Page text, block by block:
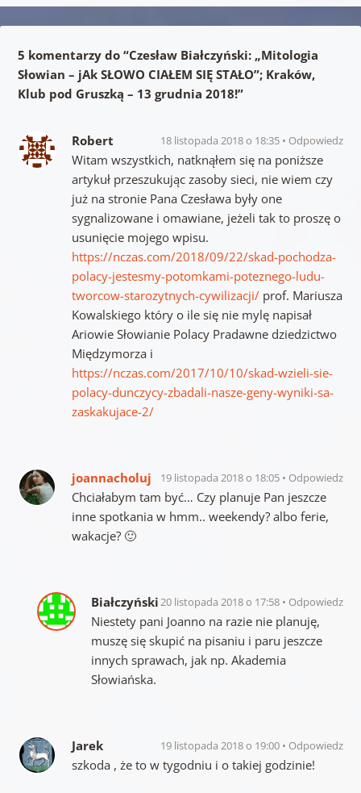
5 komentarzy do “Czesław Białczyński: „Mitologia
Słowian – jAk SŁOWO CIAŁEM SIĘ STAŁO”; Kraków,
Klub pod Gruszką – 13 grudnia 2018!”
Robert 18 listopada 2018 o 18:35 Odpowiedz
Witam wszystkich, natknąłem się na poniższe
artykuł przeszukując zasoby sieci, nie wiem czy
już na stronie Pana Czesława były one
sygnalizowane i omawiane, jeżeli tak to proszę o
usunięcie mojego wpisu.
https://nczas.com/2018/09/22/skad-pochodza-
polacy-jestesmy-potomkami-poteznego-ludu-
tworcow-starozytnych-cywilizacji/prof. Mariusza
Kowalskiego który o ile się nie mylę napisał
Ariowie Słowianie Polacy Pradawne dziedzictwo
Międzymorza i
https://nczas.com/2017/10/10/skad-wzieli-sie-
polacy-dunczycy-zbadali-nasze-geny-wyniki-sa-
zaskakujace-2/
joannacholuj 19 listopada 2018 o 18:05 Odpowiedz
Chciałabym tam być… Czy planuje Pan jeszcze
inne spotkania w hmm.. weekendy? albo ferie,
wakacje? 🙂
Białczyński20 listopada 2018 o 17:58 Odpowiedz
Niestety pani Joanno na razie nie planuję,
muszę się skupić na pisaniu i paru jeszcze
innych sprawach, jak np. Akademia
Słowiańska.
Jarek 19 listopada 2018 o 19:00 Odpowiedz
szkoda , że to w tygodniu i o takiej godzinie!